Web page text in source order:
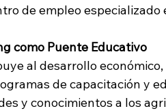
de empleo especializado
como Puente Educativo
al desarrollo
de capacitación y
y conocimientos a los